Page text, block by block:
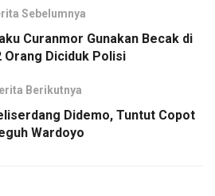
Sebelumnya
Curanmor Gunakan Becak di
Orang Diciduk Polisi
Berikutnya
Didemo, Tuntut Copot
Wardoyo